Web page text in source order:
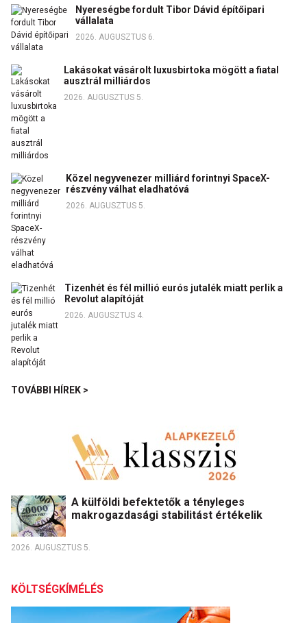
Nyereségbe fordult Tibor Dávid építőipari
vállalata
2026. AUGUSZTUS 6.
Lakásokat vásárolt luxusbirtoka mögött a fiatal
ausztrál milliárdos
2026. AUGUSZTUS 5.
Közel negyvenezer milliárd forintnyi SpaceX-
részvény válhat eladhatóvá
2026. AUGUSZTUS 5.
Tizenhét és fél millió eurós jutalék miatt perlik a
Revolut alapítóját
2026. AUGUSZTUS 4.
TOVÁBBI HÍREK >
A külföldi befektetők a tényleges
makrogazdasági stabilitást értékelik
2026. AUGUSZTUS 5.
KÖLTSÉGKÍMÉLÉS